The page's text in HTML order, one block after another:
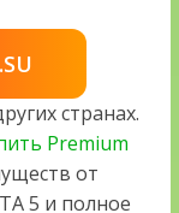
странах.
Premium
от
5 и полное